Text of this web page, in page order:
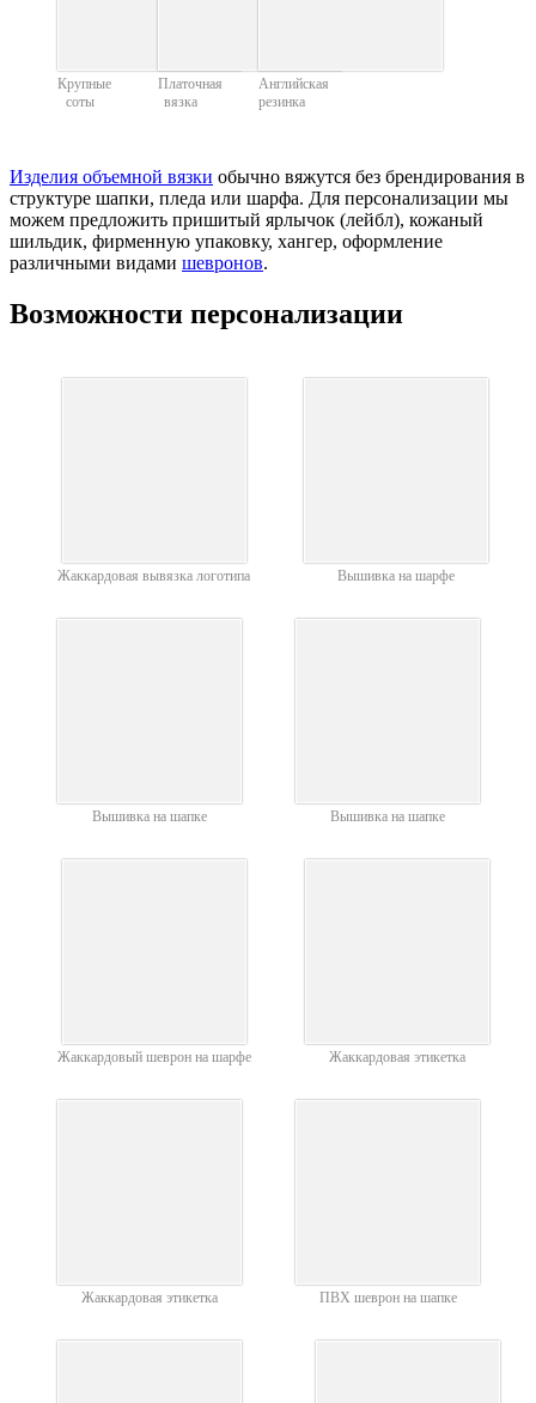
Крупные
соты
Платочная
вязка
Английская
резинка
Изделия объемной вязки обычно вяжутся без брендирования в
структуре шапки, пледа или шарфа. Для персонализации мы
можем предложить пришитый ярлычок (лейбл), кожаный
шильдик, фирменную упаковку, хангер, оформление
различными видами шевронов.
Возможности персонализации
Жаккардовая вывязка логотипа Вышивка на шарфе
Вышивка на шапке Вышивка на шапке
Жаккардовый шеврон на шарфе Жаккардовая этикетка
Жаккардовая этикетка ПВХ шеврон на шапке